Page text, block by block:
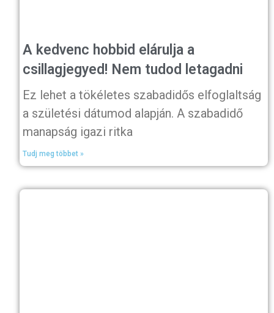
A kedvenc hobbid elárulja a
csillagjegyed! Nem tudod letagadni
Ez lehet a tökéletes szabadidős elfoglaltság
a születési dátumod alapján. A szabadidő
manapság igazi ritka
Tudj meg többet »